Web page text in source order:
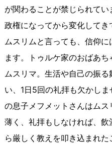
が関わることが禁じられて
政権になってから変化してき
ムスリムと言っても、信仰
ます。トゥルケ家のおばあ
ムスリマ。生活や自己の振
い、 1日5回の礼拝も欠かし
の息子メフメットさんはム
薄く、礼拝もしなければ、
ら厳しく教えを叩き込まれ